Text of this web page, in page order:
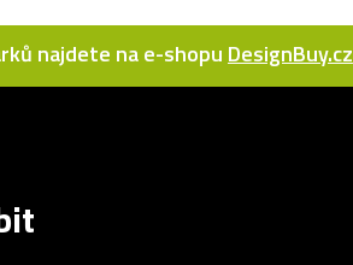
najdete na e-shopu DesignBuy.cz